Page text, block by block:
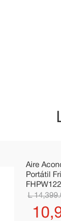
Aire
Portátil
14,399.
10,